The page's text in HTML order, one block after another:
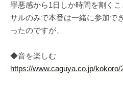
罪悪感から1日しか時間を割く
サルのみで本番は一緒に参加で
ったのですが、
◆音を楽しむ
https://www.caguya.co.jp/kokoro/